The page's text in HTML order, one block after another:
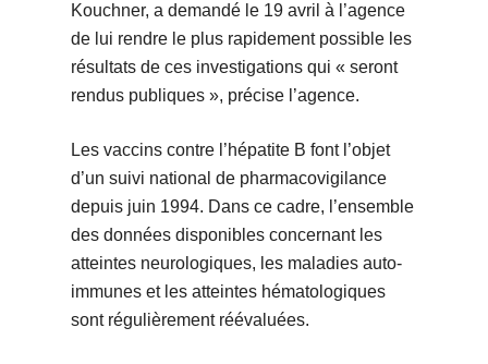
Kouchner, a demandé le 19 avril à l’agence
de lui rendre le plus rapidement possible les
résultats de ces investigations qui « seront
rendus publiques », précise l’agence.
Les vaccins contre l’hépatite B font l’objet
d’un suivi national de pharmacovigilance
depuis juin 1994. Dans ce cadre, l’ensemble
des données disponibles concernant les
atteintes neurologiques, les maladies auto-
immunes et les atteintes hématologiques
sont régulièrement réévaluées.